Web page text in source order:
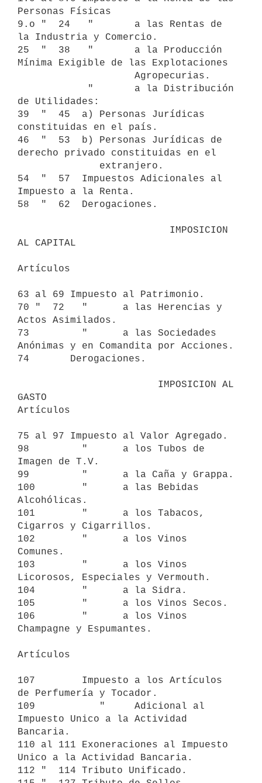
Personas Físicas
9.o "  24   "       a las Rentas de
la Industria y Comercio.
25  "  38   "       a la Producción
Mínima Exigible de las Explotaciones
de Utilidades:
39  "  45  a) Personas Jurídicas
constituidas en el país.
46  "  53  b) Personas Jurídicas de
derecho privado constituidas en el
54  "  57  Impuestos Adicionales al
Impuesto a la Renta.
58  "  62  Derogaciones.
AL CAPITAL
Artículos
63 al 69 Impuesto al Patrimonio.
70 "  72   "      a las Herencias y
Actos Asimilados.
73         "      a las Sociedades
Anónimas y en Comandita por Acciones.
74       Derogaciones.
GASTO
Artículos
75 al 97 Impuesto al Valor Agregado.
98         "      a los Tubos de
Imagen de T.V.
99         "      a la Caña y Grappa.
100        "      a las Bebidas
Alcohólicas.
101        "      a los Tabacos,
Cigarros y Cigarrillos.
102        "      a los Vinos
Comunes.
103        "      a los Vinos
Licorosos, Especiales y Vermouth.
104        "      a la Sidra.
105        "      a los Vinos Secos.
106        "      a los Vinos
Champagne y Espumantes.
Artículos
107        Impuesto a los Artículos
de Perfumería y Tocador.
109           "     Adicional al
Impuesto Unico a la Actividad
Bancaria.
110 al 111 Exoneraciones al Impuesto
Unico a la Actividad Bancaria.
112 "  114 Tributo Unificado.